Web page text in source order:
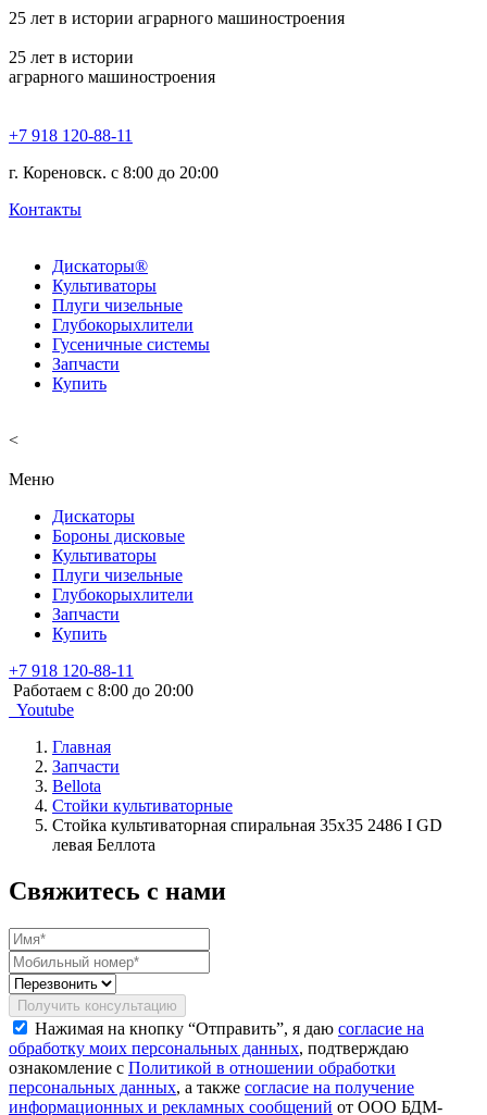
25 лет в истории аграрного машиностроения
25 лет в истории
аграрного машиностроения
+7 918 120-88-11
г. Кореновск. c 8:00 до 20:00
Контакты
Дискаторы®
Культиваторы
Плуги чизельные
Глубокорыхлители
Гусеничные системы
Запчасти
Купить
<
Меню
Дискаторы
Бороны дисковые
Культиваторы
Плуги чизельные
Глубокорыхлители
Запчасти
Купить
+7 918 120-88-11
Работаем c 8:00 до 20:00
Youtube
Главная
Запчасти
Bellota
Стойки культиваторные
Стойка культиваторная спиральная 35х35 2486 I GD
левая Беллота
Свяжитесь с нами
Получить консультацию
Нажимая на кнопку “Отправить”, я даю согласие на
обработку моих персональных данных, подтверждаю
ознакомление с Политикой в отношении обработки
персональных данных, а также согласие на получение
информационных и рекламных сообщений от ООО БДМ-